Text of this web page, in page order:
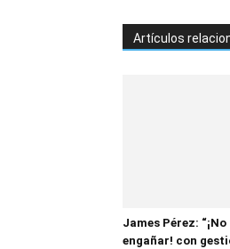
Artículos
James Pérez:
engañar! con